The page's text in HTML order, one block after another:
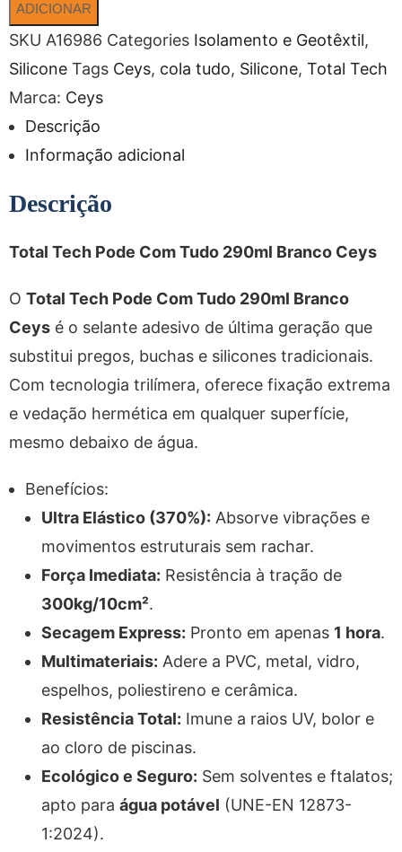
ADICIONAR
SKU A16986 Categories Isolamento e Geotêxtil,
Silicone Tags Ceys, cola tudo, Silicone, Total Tech
Marca: Ceys
Descrição
Informação adicional
Descrição
Total Tech Pode Com Tudo 290ml Branco Ceys
O Total Tech Pode Com Tudo 290ml Branco
Ceys é o selante adesivo de última geração que
substitui pregos, buchas e silicones tradicionais.
Com tecnologia trilímera, oferece fixação extrema
e vedação hermética em qualquer superfície,
mesmo debaixo de água.
Benefícios:
Ultra Elástico (370%): Absorve vibrações e
movimentos estruturais sem rachar.
Força Imediata: Resistência à tração de
300kg/10cm².
Secagem Express: Pronto em apenas 1 hora.
Multimateriais: Adere a PVC, metal, vidro,
espelhos, poliestireno e cerâmica.
Resistência Total: Imune a raios UV, bolor e
ao cloro de piscinas.
Ecológico e Seguro: Sem solventes e ftalatos;
apto para água potável (UNE-EN 12873-
1:2024).